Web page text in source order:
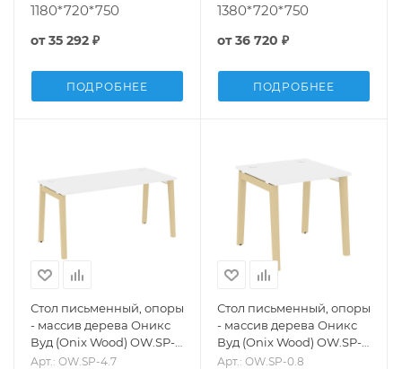
1180*720*750
от35 292 ₽
ПОДРОБНЕЕ
1380*720*750
от36 720 ₽
ПОДРОБНЕЕ
Стол письменный, опоры
- массив дерева Оникс
Вуд (Onix Wood) OW.SP-
4.7
Арт.: OW.SP-4.7
Стол письменный, опоры
- массив дерева Оникс
Вуд (Onix Wood) OW.SP-
0.8
Арт.: OW.SP-0.8